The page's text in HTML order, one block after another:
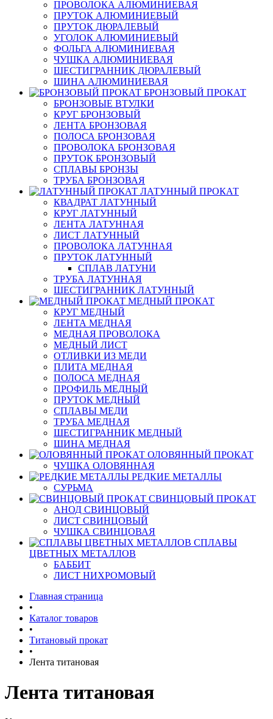
ПРОВОЛОКА АЛЮМИНИЕВАЯ
ПРУТОК АЛЮМИНИЕВЫЙ
ПРУТОК ДЮРАЛЕВЫЙ
УГОЛОК АЛЮМИНИЕВЫЙ
ФОЛЬГА АЛЮМИНИЕВАЯ
ЧУШКА АЛЮМИНИЕВАЯ
ШЕСТИГРАННИК ДЮРАЛЕВЫЙ
ШИНА АЛЮМИНИЕВАЯ
БРОНЗОВЫЙ ПРОКАТ
БРОНЗОВЫЕ ВТУЛКИ
КРУГ БРОНЗОВЫЙ
ЛЕНТА БРОНЗОВАЯ
ПОЛОСА БРОНЗОВАЯ
ПРОВОЛОКА БРОНЗОВАЯ
ПРУТОК БРОНЗОВЫЙ
СПЛАВЫ БРОНЗЫ
ТРУБА БРОНЗОВАЯ
ЛАТУННЫЙ ПРОКАТ
КВАДРАТ ЛАТУННЫЙ
КРУГ ЛАТУННЫЙ
ЛЕНТА ЛАТУННАЯ
ЛИСТ ЛАТУННЫЙ
ПРОВОЛОКА ЛАТУННАЯ
ПРУТОК ЛАТУННЫЙ
СПЛАВ ЛАТУНИ
ТРУБА ЛАТУННАЯ
ШЕСТИГРАННИК ЛАТУННЫЙ
МЕДНЫЙ ПРОКАТ
КРУГ МЕДНЫЙ
ЛЕНТА МЕДНАЯ
МЕДНАЯ ПРОВОЛОКА
МЕДНЫЙ ЛИСТ
ОТЛИВКИ ИЗ МЕДИ
ПЛИТА МЕДНАЯ
ПОЛОСА МЕДНАЯ
ПРОФИЛЬ МЕДНЫЙ
ПРУТОК МЕДНЫЙ
СПЛАВЫ МЕДИ
ТРУБА МЕДНАЯ
ШЕСТИГРАННИК МЕДНЫЙ
ШИНА МЕДНАЯ
ОЛОВЯННЫЙ ПРОКАТ
ЧУШКА ОЛОВЯННАЯ
РЕДКИЕ МЕТАЛЛЫ
СУРЬМА
СВИНЦОВЫЙ ПРОКАТ
АНОД СВИНЦОВЫЙ
ЛИСТ СВИНЦОВЫЙ
ЧУШКА СВИНЦОВАЯ
СПЛАВЫ
ЦВЕТНЫХ МЕТАЛЛОВ
БАББИТ
ЛИСТ НИХРОМОВЫЙ
Главная страница
•
Каталог товаров
•
Титановый прокат
•
Лента титановая
Лента титановая